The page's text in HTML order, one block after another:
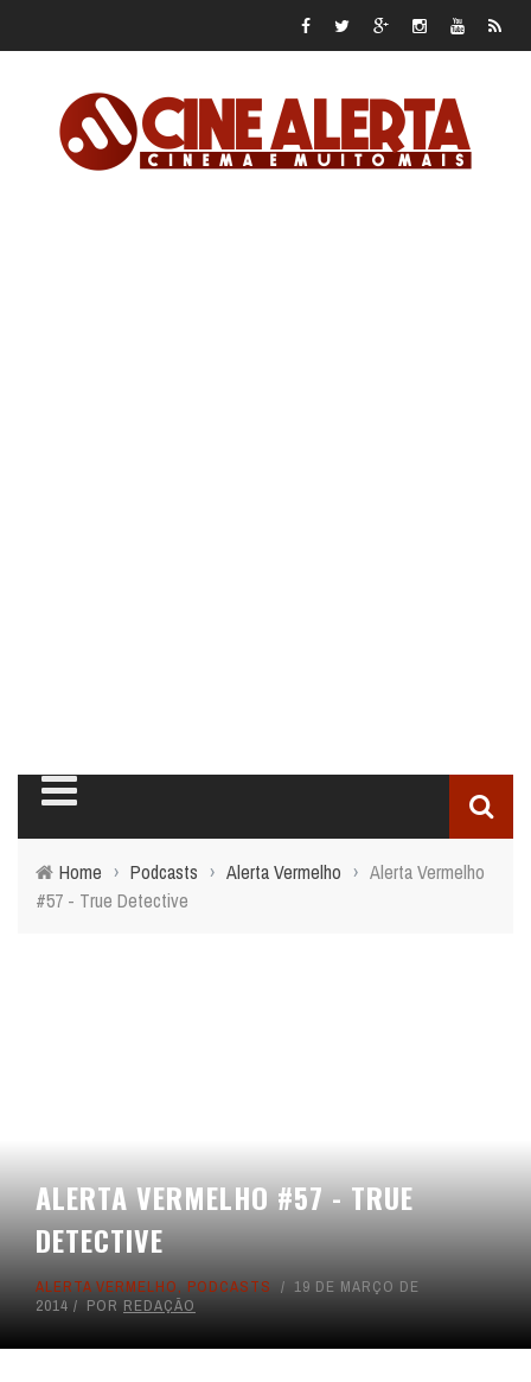
Home › Podcasts › Alerta Vermelho › Alerta Vermelho
#57 - True Detective
ALERTA VERMELHO #57 - TRUE
DETECTIVE
ALERTA VERMELHO, PODCASTS
19 DE MARÇO DE
2014
POR REDAÇÃO